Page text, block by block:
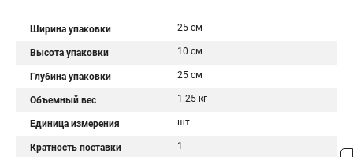
Ширина упаковки 25 см
Высота упаковки 10 см
Глубина упаковки 25 см
Объемный вес 1.25 кг
Единица измерения шт.
Кратность поставки 1